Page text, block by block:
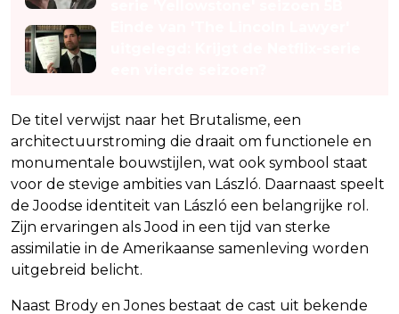
De titel verwijst naar het Brutalisme, een
architectuurstroming die draait om functionele en
monumentale bouwstijlen, wat ook symbool staat
voor de stevige ambities van László. Daarnaast speelt
de Joodse identiteit van László een belangrijke rol.
Zijn ervaringen als Jood in een tijd van sterke
assimilatie in de Amerikaanse samenleving worden
uitgebreid belicht.
Naast Brody en Jones bestaat de cast uit bekende